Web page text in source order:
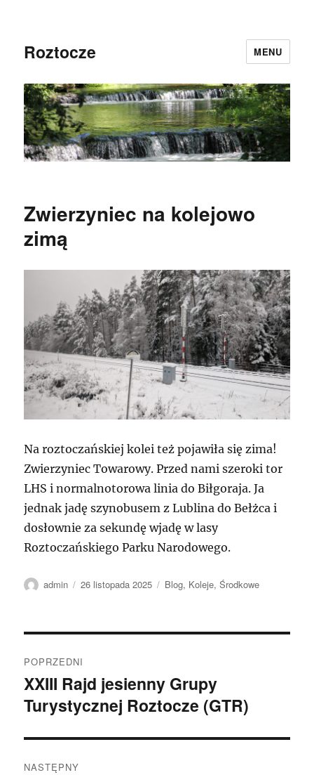
Roztocze MENU
Zwierzyniec na kolejowo
zimą
Na roztoczańskiej kolei też pojawiła się zima!
Zwierzyniec Towarowy. Przed nami szeroki tor
LHS i normalnotorowa linia do Biłgoraja. Ja
jednak jadę szynobusem z Lublina do Bełżca i
dosłownie za sekundę wjadę w lasy
Roztoczańskiego Parku Narodowego.
Autor
admin
Data
26 listopada 2025 Kategorie
Blog, Koleje,Środkowe
wpisu
POPRZEDNI
Poprzedni
wpis:
XXIII Rajd jesienny Grupy
Turystycznej Roztocze (GTR)
NASTĘPNY